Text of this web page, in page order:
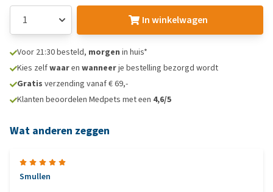
In winkelwagen
Voor 21:30 besteld, morgen in huis*
Kies zelfwaaren wanneerje bestelling bezorgd wordt
Gratis verzending vanaf € 69,-
Klanten beoordelen Medpets met een 4,6/5
Wat anderen zeggen
Smullen